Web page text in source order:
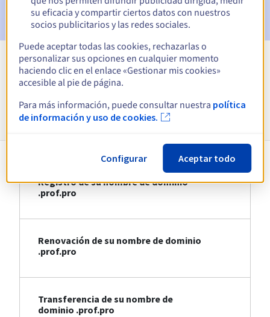
notificar la eliminación del nombre de dominio
Ver todas las extensiones
Información sobre .prof.pro
Registro de su nombre de dominio
.prof.pro
Renovación de su nombre de dominio
.prof.pro
Transferencia de su nombre de
dominio .prof.pro
su eficacia y compartir ciertos datos con nuestros
socios publicitarios y las redes sociales.
Puede aceptar todas las cookies, rechazarlas o
personalizar sus opciones en cualquier momento
haciendo clic en el enlace «Gestionar mis cookies»
accesible al pie de página.
Para más información, puede consultar nuestra política
de información y uso de cookies.
Configurar Aceptar todo